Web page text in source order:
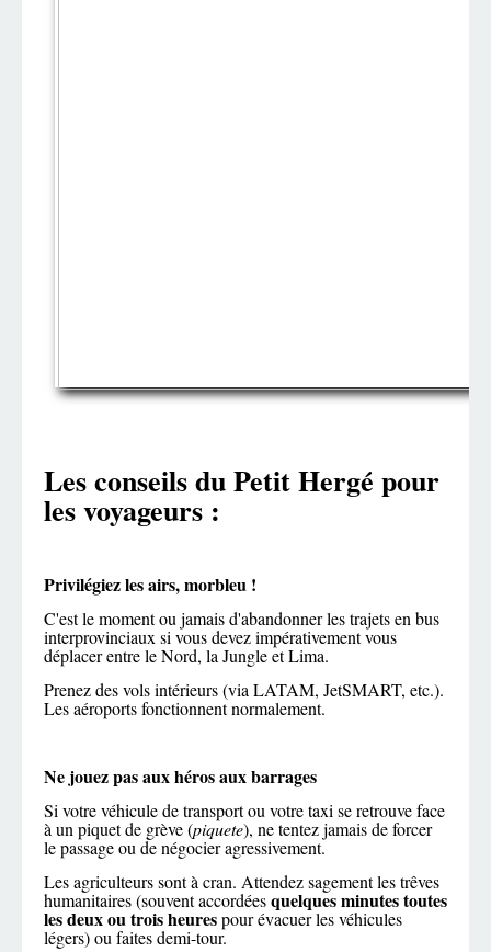
Les conseils du Petit Hergé pour
les voyageurs :
Privilégiez les airs, morbleu !
C'est le moment ou jamais d'abandonner les trajets en bus
interprovinciaux si vous devez impérativement vous
déplacer entre le Nord, la Jungle et Lima.
Prenez des vols intérieurs (via LATAM, JetSMART, etc.).
Les aéroports fonctionnent normalement.
Ne jouez pas aux héros aux barrages
Si votre véhicule de transport ou votre taxi se retrouve face
à un piquet de grève (piquete), ne tentez jamais de forcer
le passage ou de négocier agressivement.
Les agriculteurs sont à cran. Attendez sagement les trêves
humanitaires (souvent accordéesquelques minutes toutes
les deux ou trois heurespour évacuer les véhicules
légers) ou faites demi-tour.